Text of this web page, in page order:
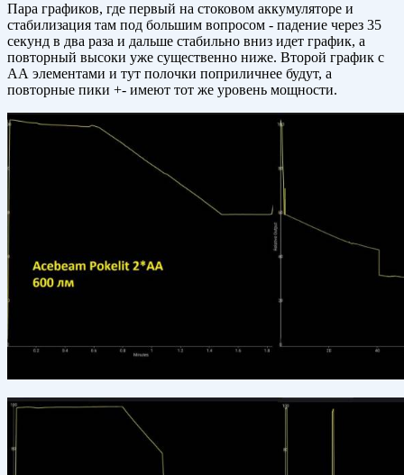
Пара графиков, где первый на стоковом аккумуляторе и
стабилизация там под большим вопросом - падение через 35
секунд в два раза и дальше стабильно вниз идет график, а
повторный высоки уже существенно ниже. Второй график с
АА элементами и тут полочки поприличнее будут, а
повторные пики +- имеют тот же уровень мощности.